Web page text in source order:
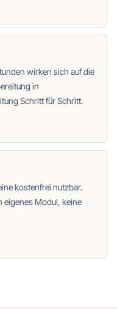
wirken sich auf die
in
Schritt für Schritt.
kostenfrei nutzbar.
eigenes Modul, keine